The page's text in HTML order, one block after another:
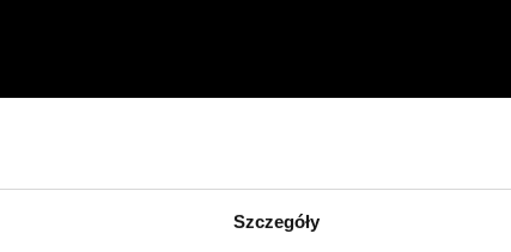
Szczegóły